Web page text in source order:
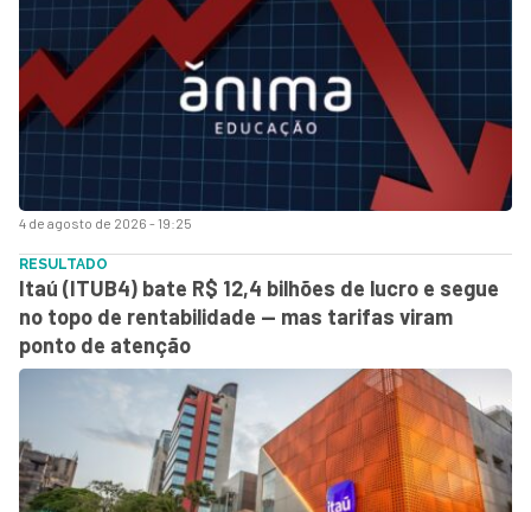
4 de agosto de 2026 - 19:25
RESULTADO
Itaú (ITUB4) bate R$ 12,4 bilhões de lucro e segue
no topo de rentabilidade — mas tarifas viram
ponto de atenção